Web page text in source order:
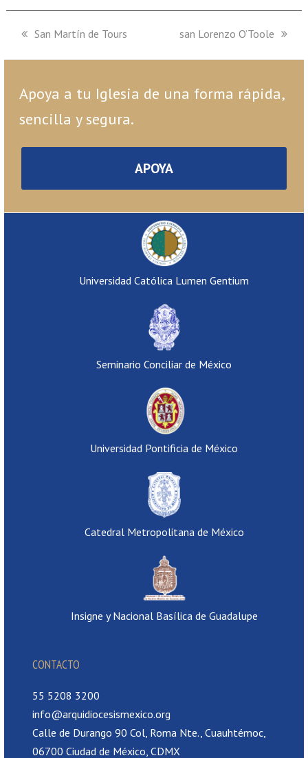
previous
San Martín de Tours
next
san Lorenzo O’Toole
Apoya a tu Iglesia de una forma rápida,
sencilla y segura.
APOYA
Universidad Católica Lumen Gentium
Seminario Conciliar de México
Universidad Pontificia de México
Catedral Metropolitana de México
Insigne y Nacional Basílica de Guadalupe
CONTACTO
55 5208 3200
info@arquidiocesismexico.org
Calle de Durango 90 Col, Roma Nte., Cuauhtémoc,
06700 Ciudad de México, CDMX